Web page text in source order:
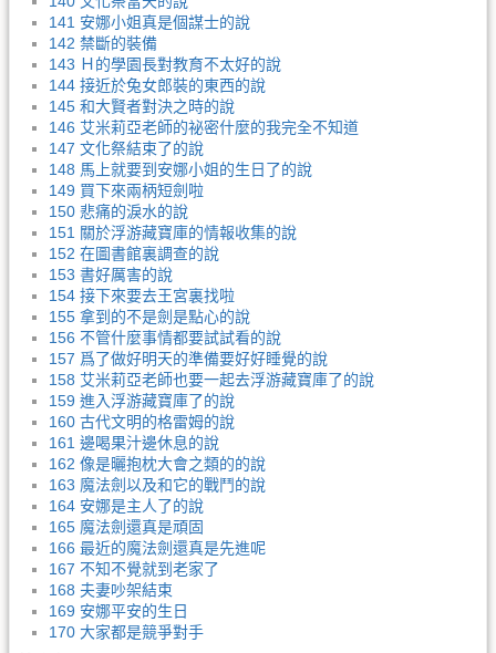
141 安娜小姐真是個謀士的說
142 禁斷的裝備
143 Ｈ的學園長對教育不太好的說
144 接近於兔女郎裝的東西的說
145 和大賢者對決之時的說
146 艾米莉亞老師的祕密什麼的我完全不知道
147 文化祭結束了的說
148 馬上就要到安娜小姐的生日了的說
149 買下來兩柄短劍啦
150 悲痛的淚水的說
151 關於浮游藏寶庫的情報收集的說
152 在圖書館裏調查的說
153 書好厲害的說
154 接下來要去王宮裏找啦
155 拿到的不是劍是點心的說
156 不管什麼事情都要試試看的說
157 爲了做好明天的準備要好好睡覺的說
158 艾米莉亞老師也要一起去浮游藏寶庫了的說
159 進入浮游藏寶庫了的說
160 古代文明的格雷姆的說
161 邊喝果汁邊休息的說
162 像是曬抱枕大會之類的的說
163 魔法劍以及和它的戰鬥的說
164 安娜是主人了的說
165 魔法劍還真是頑固
166 最近的魔法劍還真是先進呢
167 不知不覺就到老家了
168 夫妻吵架結束
169 安娜平安的生日
170 大家都是競爭對手